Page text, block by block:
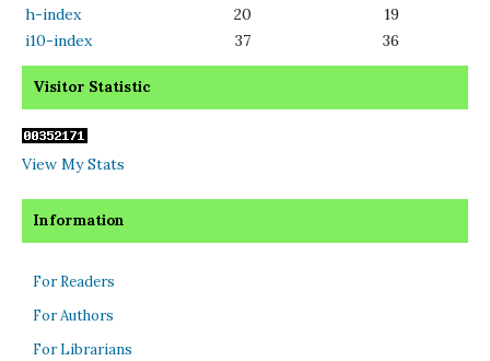
h-index
20
19
i10-index
37 36
Visitor Statistic
View My Stats
Information
For Readers
For Authors
For Librarians